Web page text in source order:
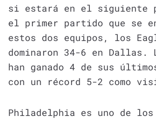
si estará en el siguiente
el primer partido que se
estos dos equipos, los
dominaron 34-6 en Dallas.
han ganado 4 de sus
con un récord 5-2 como
Philadelphia es uno de los